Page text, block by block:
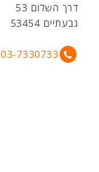
דרך השלום 53
גבעתיים 53454
03-7330733